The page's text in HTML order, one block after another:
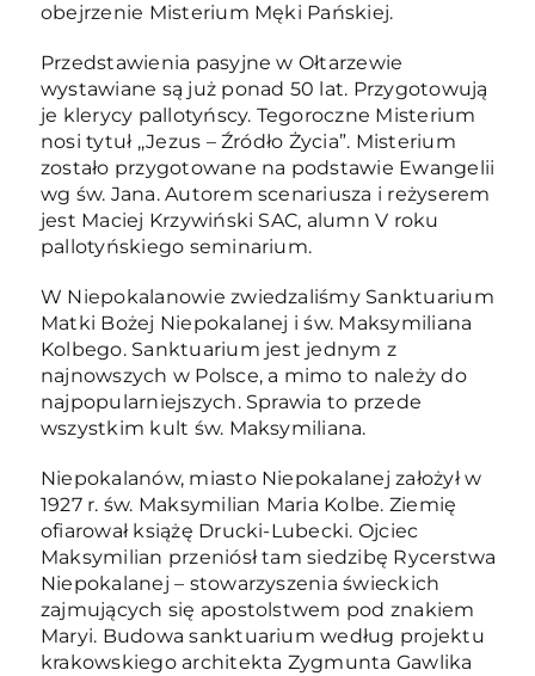
obejrzenie Misterium Męki Pańskiej.
Przedstawienia pasyjne w Ołtarzewie
wystawiane są już ponad 50 lat. Przygotowują
je klerycy pallotyńscy. Tegoroczne Misterium
nosi tytuł ,,Jezus – Źródło Życia”. Misterium
zostało przygotowane na podstawie Ewangelii
wg św. Jana. Autorem scenariusza i reżyserem
jest Maciej Krzywiński SAC, alumn V roku
pallotyńskiego seminarium.
W Niepokalanowie zwiedzaliśmy Sanktuarium
Matki Bożej Niepokalanej i św. Maksymiliana
Kolbego. Sanktuarium jest jednym z
najnowszych w Polsce, a mimo to należy do
najpopularniejszych. Sprawia to przede
wszystkim kult św. Maksymiliana.
Niepokalanów, miasto Niepokalanej założył w
1927 r. św. Maksymilian Maria Kolbe. Ziemię
ofiarował książę Drucki-Lubecki. Ojciec
Maksymilian przeniósł tam siedzibę Rycerstwa
Niepokalanej – stowarzyszenia świeckich
zajmujących się apostolstwem pod znakiem
Maryi. Budowa sanktuarium według projektu
krakowskiego architekta Zygmunta Gawlika